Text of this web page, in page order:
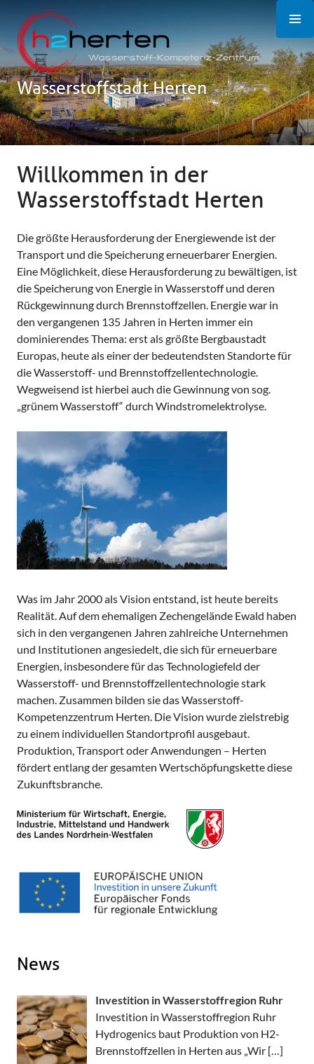
Inhalt
springen
Wasserstoffstadt Herten
Willkommen in der
Wasserstoffstadt Herten
Die größte Herausforderung der Energiewende ist der
Transport und die Speicherung erneuerbarer Energien.
Eine Möglichkeit, diese Herausforderung zu bewältigen, ist
die Speicherung von Energie in Wasserstoff und deren
Rückgewinnung durch Brennstoffzellen. Energie war in
den vergangenen 135 Jahren in Herten immer ein
dominierendes Thema: erst als größte Bergbaustadt
Europas, heute als einer der bedeutendsten Standorte für
die Wasserstoff- und Brennstoffzellentechnologie.
Wegweisend ist hierbei auch die Gewinnung von sog.
„grünem Wasserstoff“ durch Windstromelektrolyse.
Was im Jahr 2000 als Vision entstand, ist heute bereits
Realität. Auf dem ehe­maligen Zechen­gelände Ewald haben
sich in den vergangenen Jahren zahlreiche Unternehmen
und Institutionen angesiedelt, die sich für erneuerbare
Energien, insbesondere für das Technologiefeld der
Wasserstoff- und Brennstoffzellentechnologie stark
machen. Zusammen bilden sie das Wasserstoff-
Kompetenzzentrum Herten. Die Vision wurde zielstrebig
zu einem individuellen Standortprofil ausgebaut.
Produktion, Transport oder Anwendungen – Herten
fördert entlang der gesamten Wertschöpfungskette diese
Zukunftsbranche.
News
Investition in Wasserstoffregion Ruhr
Investition in Wasserstoffregion Ruhr
Hydrogenics baut Produktion von H2-
Brennstoffzellen in Herten aus „Wir […]